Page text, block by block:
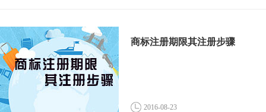
商标注册期限其注册步骤
2016-08-23